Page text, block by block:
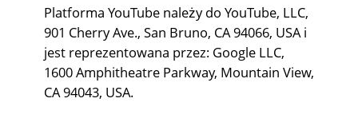
Platforma YouTube należy do YouTube, LLC,
901 Cherry Ave., San Bruno, CA 94066, USA i
jest reprezentowana przez: Google LLC,
1600 Amphitheatre Parkway, Mountain View,
CA 94043, USA.